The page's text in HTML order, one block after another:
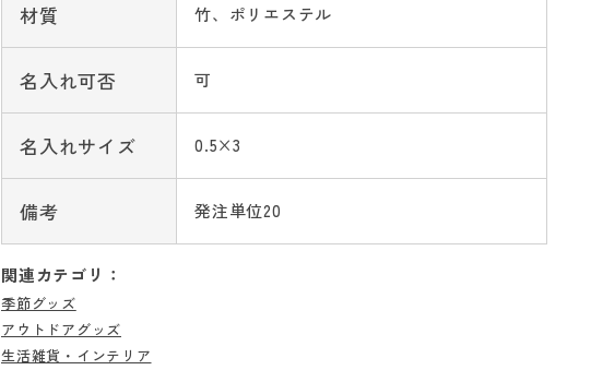
材質 竹、ポリエステル
名入れ可否 可
名入れサイズ 0.5×3
備考 発注単位20
関連カテゴリ：
季節グッズ
アウトドアグッズ
生活雑貨・インテリア